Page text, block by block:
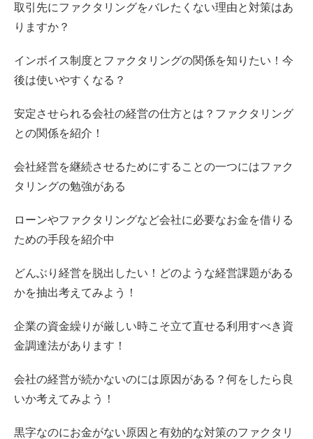
取引先にファクタリングをバレたくない理由と対策はあ
りますか？
インボイス制度とファクタリングの関係を知りたい！今
後は使いやすくなる？
安定させられる会社の経営の仕方とは？ファクタリング
との関係を紹介！
会社経営を継続させるためにすることの一つにはファク
タリングの勉強がある
ローンやファクタリングなど会社に必要なお金を借りる
ための手段を紹介中
どんぶり経営を脱出したい！どのような経営課題がある
かを抽出考えてみよう！
企業の資金繰りが厳しい時こそ立て直せる利用すべき資
金調達法があります！
会社の経営が続かないのには原因がある？何をしたら良
いか考えてみよう！
黒字なのにお金がない原因と有効的な対策のファクタリ